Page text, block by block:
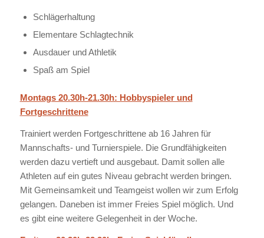
Schlägerhaltung
Elementare Schlagtechnik
Ausdauer und Athletik
Spaß am Spiel
Montags 20.30h-21.30h: Hobbyspieler und
Fortgeschrittene
Trainiert werden Fortgeschrittene ab 16 Jahren für
Mannschafts- und Turnierspiele. Die Grundfähigkeiten
werden dazu vertieft und ausgebaut. Damit sollen alle
Athleten auf ein gutes Niveau gebracht werden bringen.
Mit Gemeinsamkeit und Teamgeist wollen wir zum Erfolg
gelangen. Daneben ist immer Freies Spiel möglich. Und
es gibt eine weitere Gelegenheit in der Woche.